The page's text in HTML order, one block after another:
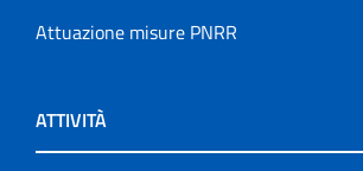
Attuazione misure PNRR
ATTIVITÀ